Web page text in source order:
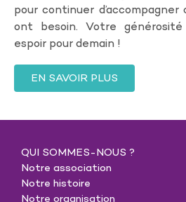
pour continuer
ont besoin. Votre générosité
espoir pour demain !
EN SAVOIR PLUS
QUI SOMMES-NOUS ?
Notre association
Notre histoire
Notre organisation